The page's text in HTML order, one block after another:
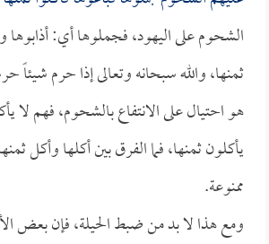
الشحوم على اليهود، فجملوها أي: أذابوها
ثمنها، والله سبحانه وتعالى إذا حرم شيئاً
هو احتيال على الانتفاع بالشحوم، فهم لا
يأكلون ثمنها، فما الفرق بين أكلها وأكل
ممنوعة.
ومع هذا لا بد من ضبط الحيلة، فإن بعض